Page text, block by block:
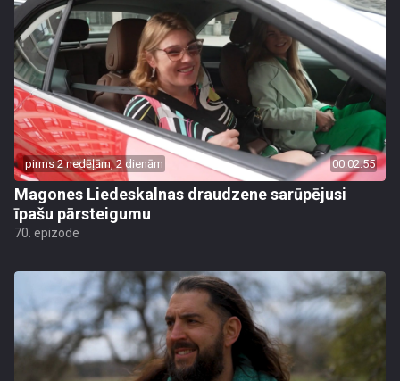
pirms 2 nedēļām, 2 dienām 00:02:55
Magones Liedeskalnas draudzene sarūpējusi
īpašu pārsteigumu
70. epizode